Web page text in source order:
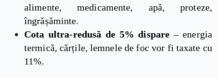
alimente, medicamente, apă, proteze,
îngrășăminte.
Cota ultra-redusă de 5% dispare – energia
termică, cărțile, lemnele de foc vor fi taxate cu
11%.